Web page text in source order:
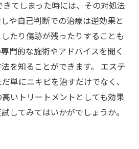
てしまった時には、その対処法
や自己判断での治療は逆効果と
たり傷跡が残ったりすることも
門的な施術やアドバイスを聞く
を知ることができます。 エステ
単にニキビを治すだけでなく、
いトリートメントとしても効果
してみてはいかがでしょうか。